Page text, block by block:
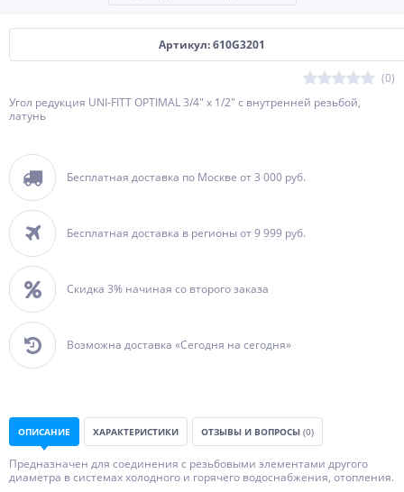
Артикул: 610G3201
(0)
Угол редукция UNI-FITT OPTIMAL 3/4" х 1/2" с внутренней резьбой,
латунь
Бесплатная доставка по Москве от 3 000 руб.
Бесплатная доставка в регионы от 9 999 руб.
Скидка 3% начиная со второго заказа
Возможна доставка «Сегодня на сегодня»
ОПИСАНИЕ ХАРАКТЕРИСТИКИ ОТЗЫВЫ И ВОПРОСЫ (0)
Предназначен для соединения с резьбовыми элементами другого
диаметра в системах холодного и горячего водоснабжения, отопления.